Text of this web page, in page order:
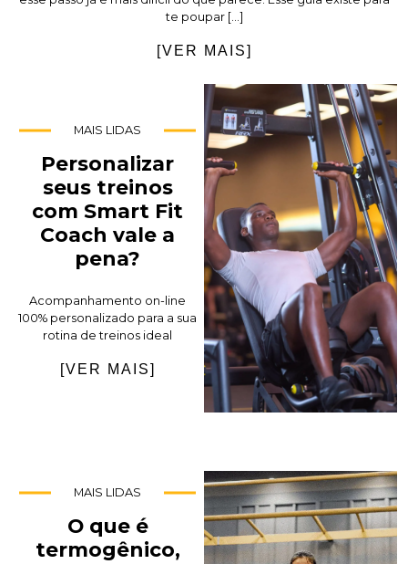
te poupar […]
[VER MAIS]
MAIS LIDAS
Personalizar
seus treinos
com Smart Fit
Coach vale a
pena?
Acompanhamento on-line
100% personalizado para a sua
rotina de treinos ideal
[VER MAIS]
MAIS LIDAS
O que é
termogênico,